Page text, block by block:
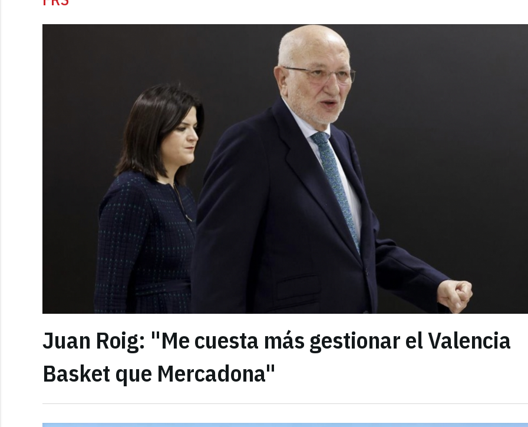
Juan Roig: "Me cuesta más gestionar el Valencia
Basket que Mercadona"